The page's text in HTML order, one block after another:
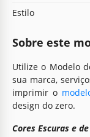
Estilo
Sobre este
Utilize o Modelo
sua marca,
imprimir o
design do zero.
Cores Escuras e